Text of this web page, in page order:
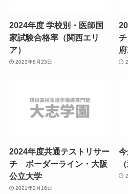
2024年度 学校別・医師国
家試験合格率（関西エリ
ア）
2023年8月23日
2024年度共通テストリサー
チ ボーダーライン・大阪
公立大学
2021年2月16日